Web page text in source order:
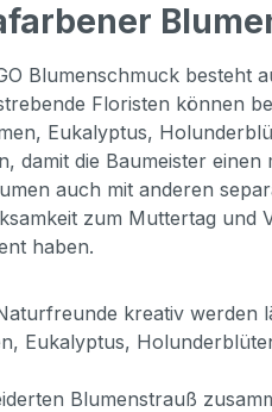
Blumenschmuck besteht
Floristen können
Eukalyptus,
damit die Baumeister einen
auch mit anderen
zum Muttertag und
haben.
kreativ werden
Eukalyptus,
Blumenstrauß